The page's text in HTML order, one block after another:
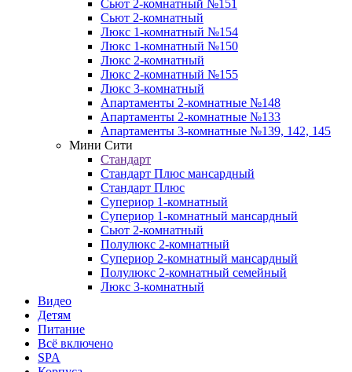
Сьют 2-комнатный №151
Сьют 2-комнатный
Люкс 1-комнатный №154
Люкс 1-комнатный №150
Люкс 2-комнатный
Люкс 2-комнатный №155
Люкс 3-комнатный
Апартаменты 2-комнатные №148
Апартаменты 2-комнатные №133
Апартаменты 3-комнатные №139, 142, 145
Мини Сити
Стандарт
Стандарт Плюс мансардный
Стандарт Плюс
Супериор 1-комнатный
Супериор 1-комнатный мансардный
Сьют 2-комнатный
Полулюкс 2-комнатный
Супериор 2-комнатный мансардный
Полулюкс 2-комнатный семейный
Люкс 3-комнатный
Видео
Детям
Питание
Всё включено
SPA